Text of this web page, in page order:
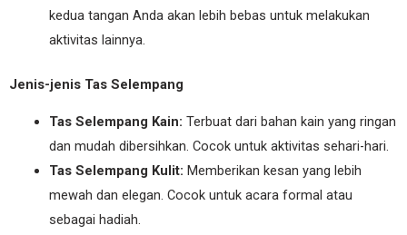
kedua tangan Anda akan lebih bebas untuk melakukan
aktivitas lainnya.
Jenis-jenis Tas Selempang
Tas Selempang Kain: Terbuat dari bahan kain yang ringan
dan mudah dibersihkan. Cocok untuk aktivitas sehari-hari.
Tas Selempang Kulit: Memberikan kesan yang lebih
mewah dan elegan. Cocok untuk acara formal atau
sebagai hadiah.